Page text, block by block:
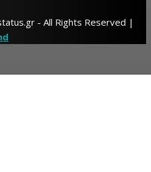
- All Rights Reserved |